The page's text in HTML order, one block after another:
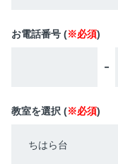
お電話番号 (※必須)
-
教室を選択 (※必須)